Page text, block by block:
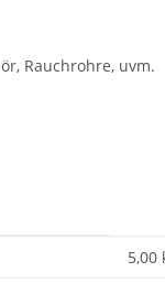
Rauchrohre, uvm.
5,00